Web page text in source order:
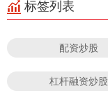
标签列表
配资炒股
杠杆融资炒股